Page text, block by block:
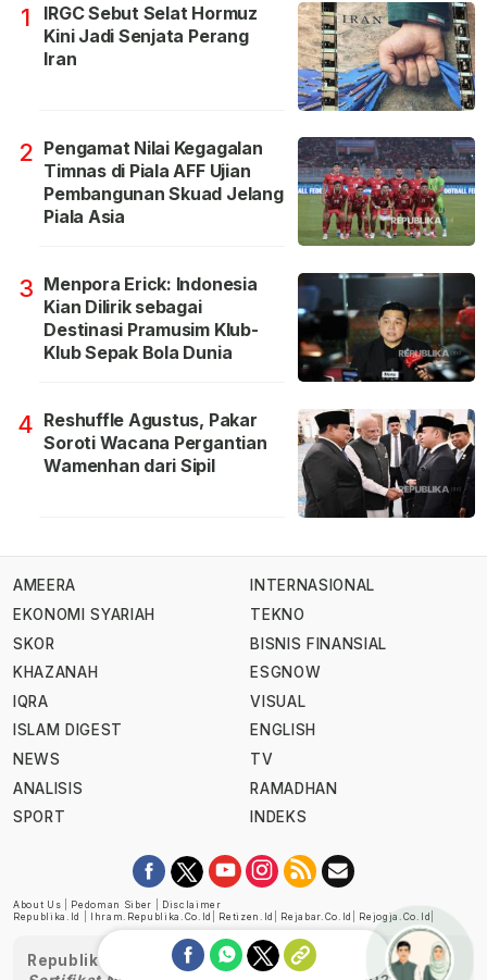
1
IRGC Sebut Selat Hormuz
Kini Jadi Senjata Perang
Iran
2 Pengamat Nilai Kegagalan
Timnas di Piala AFF Ujian
Pembangunan Skuad Jelang
Piala Asia
3 Menpora Erick: Indonesia
Kian Dilirik sebagai
Destinasi Pramusim Klub-
Klub Sepak Bola Dunia
4 Reshuffle Agustus, Pakar
Soroti Wacana Pergantian
Wamenhan dari Sipil
AMEERA
EKONOMI SYARIAH
SKOR
KHAZANAH
IQRA
ISLAM DIGEST
NEWS
ANALISIS
SPORT
INTERNASIONAL
TEKNO
BISNIS FINANSIAL
ESGNOW
VISUAL
ENGLISH
TV
RAMADHAN
INDEKS
About Us Pedoman Siber
Disclaimer
Republika.id
Ihram.republika.co.id Retizen.id Rejabar.co.id Rejogja.co.id
Republika telah diverifikasi oleh Dewan Pers